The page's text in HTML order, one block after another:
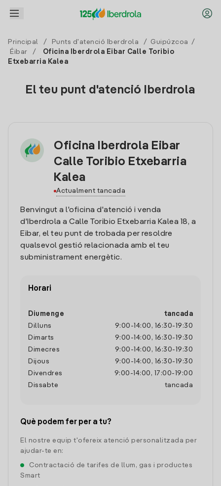
Principal / Punts d'atenció Iberdrola / Guipúzcoa
/
Éibar
/
Oficina Iberdrola Eibar Calle Toribio
Etxebarria Kalea
El teu punt d'atenció Iberdrola
Oficina Iberdrola Eibar
Calle Toribio Etxebarria
Kalea
Actualment tancada
Benvingut a l'oficina d'atenció i venda
d'Iberdrola a Calle Toribio Etxebarria Kalea 18, a
Eibar, el teu punt de trobada per resoldre
qualsevol gestió relacionada amb el teu
subministrament energètic.
Horari
Diumenge
tancada
Dilluns
9:00 - 14:00 , 16:30- 19:30
Dimarts
9:00 - 14:00 , 16:30- 19:30
Dimecres
9:00 - 14:00 , 16:30- 19:30
Dijous
9:00 - 14:00 , 16:30- 19:30
Divendres
9:00 - 14:00 , 17:00- 19:00
Dissabte
tancada
Què podem fer per a tu?
El nostre equip t'ofereix atenció personalitzada per
ajudar-te en:
Contractació de tarifes de llum, gas i productes
Smart